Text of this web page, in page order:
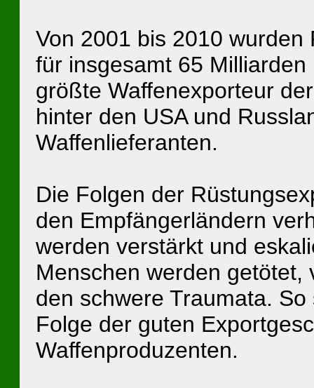
Von 2001 bis 2010
für insgesamt 65
größte Waffenexporteur
hinter den USA und
Waffenlieferanten.
Die Folgen der
den Empfängerländern
werden verstärkt und
Menschen werden
den schwere Traumata.
Folge der guten
Waffenproduzenten.